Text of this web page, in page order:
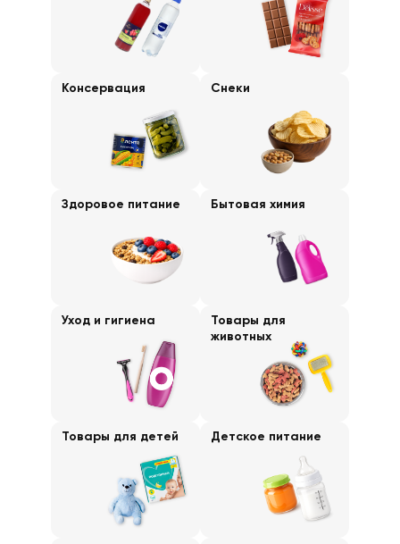
Консервация Снеки
Здоровое питание Бытовая химия
Уход и гигиена
Товары для
животных
Товары для детей Детское питание